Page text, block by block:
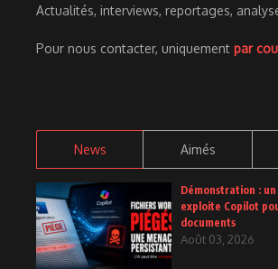
Actualités, interviews, reportages,
Pour nous contacter, uniquement par
News Aimés
Démonstration :
exploite Copilot
documents
Août 03, 2026